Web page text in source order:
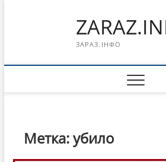
ЗАРАЗ.ІНФО
Метка:убило